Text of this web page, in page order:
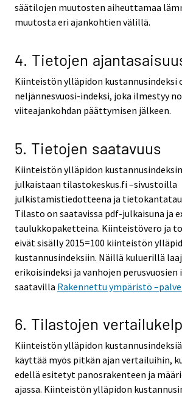
säätilojen muutosten aiheuttamaa
muutosta eri ajankohtien välillä.
4. Tietojen
Kiinteistön ylläpidon kustannusindeksi
neljännesvuosi-indeksi, joka ilmestyy
viiteajankohdan päättymisen jälkeen.
5. Tietojen saatavuus
Kiinteistön ylläpidon
julkaistaan tilastokeskus.fi –sivustoilla
julkistamistiedotteena ja
Tilasto on saatavissa pdf-julkaisuna ja
taulukkopaketteina. Kiinteistövero ja
eivät sisälly 2015=100 kiinteistön
kustannusindeksiin. Näillä kuluerillä
erikoisindeksi ja vanhojen perusvuosien
saatavilla Rakennettu ympäristö
6. Tilastojen
Kiinteistön ylläpidon
käyttää myös pitkän ajan vertailuihin,
edellä esitetyt panosrakenteen ja
ajassa. Kiinteistön ylläpidon